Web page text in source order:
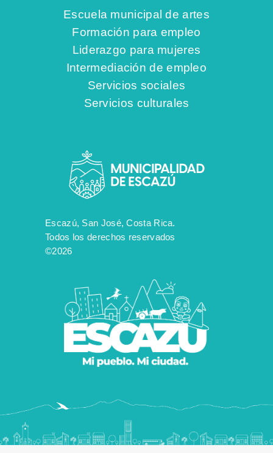
Escuela municipal de artes
Formación para empleo
Liderazgo para mujeres
Intermediación de empleo
Servicios sociales
Servicios culturales
Escazú, San José, Costa Rica.
Todos los derechos reservados
©2026